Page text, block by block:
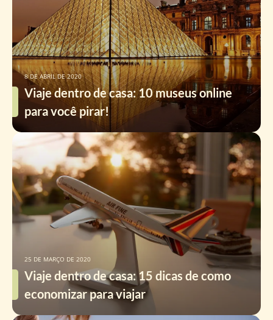
Viaje dentro de casa: 10 museus online
para você pirar!
8 DE ABRIL DE 2020
Viaje dentro de casa: 15 dicas de como
economizar para viajar
25 DE MARÇO DE 2020